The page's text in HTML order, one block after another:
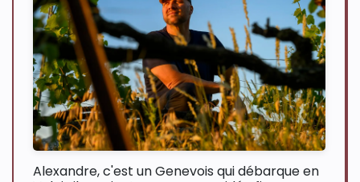
Alexandre, c'est un Genevois qui débarque en